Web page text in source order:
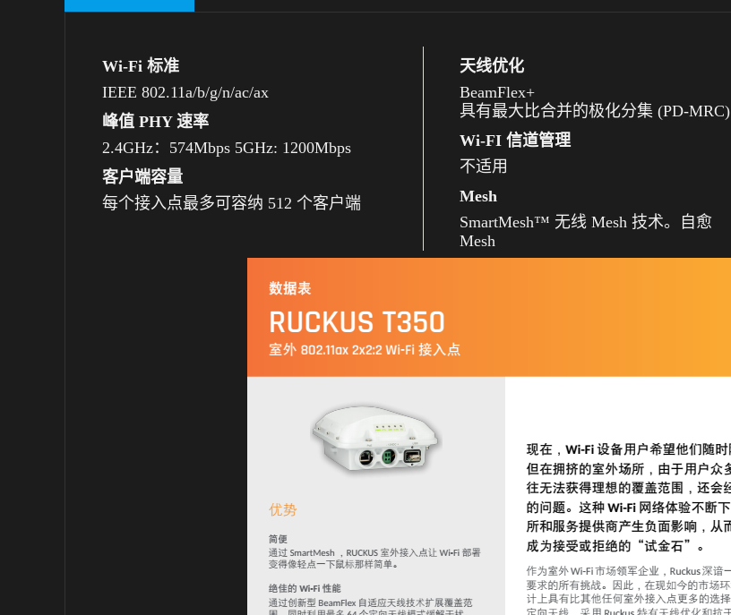
Wi-Fi 标准
IEEE 802.11a/b/g/n/ac/ax
峰值 PHY 速率
2.4GHz：574Mbps 5GHz: 1200Mbps
客户端容量
每个接入点最多可容纳 512 个客户端
天线优化
BeamFlex+
具有最大比合并的极化分集 (PD-MRC)
Wi-FI 信道管理
不适用
Mesh
SmartMesh™ 无线 Mesh 技术。自愈
Mesh